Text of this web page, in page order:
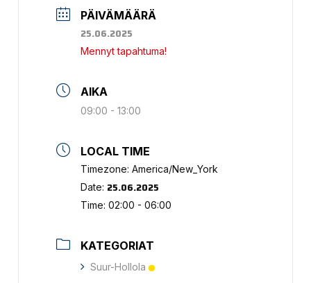
PÄIVÄMÄÄRÄ
25.06.2025
Mennyt tapahtuma!
AIKA
09:00 - 13:00
LOCAL TIME
Timezone:America/New_York
Date: 25.06.2025
Time:02:00 - 06:00
KATEGORIAT
Suur-Hollola